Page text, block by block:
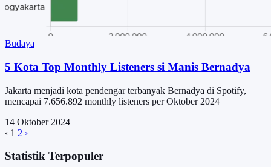
Budaya
5 Kota Top Monthly Listeners si Manis Bernadya
Jakarta menjadi kota pendengar terbanyak Bernadya di Spotify,
mencapai 7.656.892 monthly listeners per Oktober 2024
14 Oktober 2024
‹ 1 2 ›
Statistik Terpopuler